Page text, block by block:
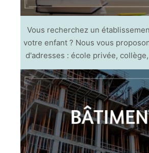
Vous recherchez un
votre enfant ? Nous vous
d'adresses : école privée,